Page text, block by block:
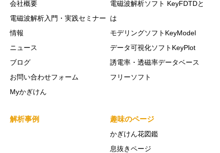
会社概要
電磁波解析入門・実践セミナー
情報
ニュース
ブログ
お問い合わせフォーム
Myかぎけん
電磁波解析ソフト KeyFDTDと
は
モデリングソフトKeyModel
データ可視化ソフトKeyPlot
誘電率・透磁率データベース
フリーソフト
解析事例 趣味のページ
かぎけん花図鑑
息抜きページ